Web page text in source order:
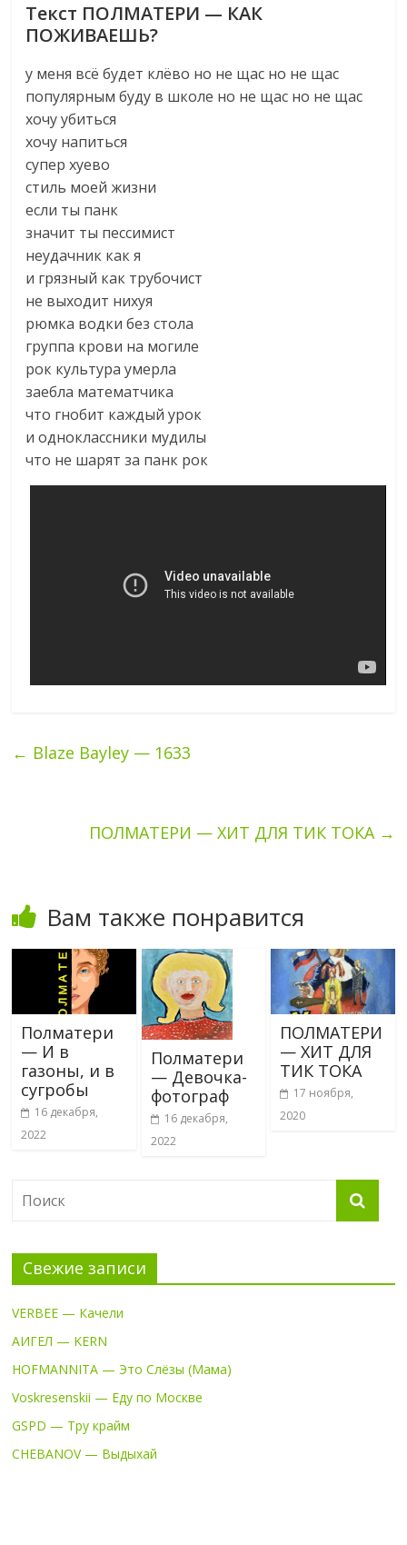
Текст ПОЛМАТЕРИ — КАК
ПОЖИВАЕШЬ?
у меня всё будет клёво но не щас но не щас
популярным буду в школе но не щас но не щас
хочу убиться
хочу напиться
супер хуево
стиль моей жизни
если ты панк
значит ты пессимист
неудачник как я
и грязный как трубочист
не выходит нихуя
рюмка водки без стола
группа крови на могиле
рок культура умерла
заебла математчика
что гнобит каждый урок
и одноклассники мудилы
что не шарят за панк рок
← Blaze Bayley — 1633
ПОЛМАТЕРИ — ХИТ ДЛЯ ТИК ТОКА →
Вам также понравится
Полматери
— И в
газоны, и в
сугробы
16 декабря,
2022
Полматери
— Девочка-
фотограф
16 декабря,
2022
ПОЛМАТЕРИ
— ХИТ ДЛЯ
ТИК ТОКА
17 ноября,
2020
Свежие записи
VERBEE — Качели
АИГЕЛ — KERN
HOFMANNITA — Это Слёзы (Мама)
Voskresenskii — Еду по Москве
GSPD — Тру крайм
CHEBANOV — Выдыхай